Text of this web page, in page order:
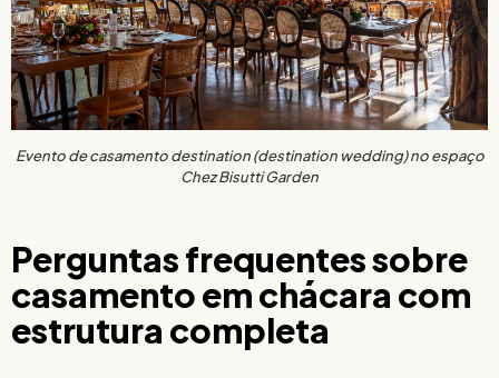
Evento de casamento destination (destination wedding) no espaço
Chez Bisutti Garden
Perguntas frequentes sobre
casamento em chácara com
estrutura completa